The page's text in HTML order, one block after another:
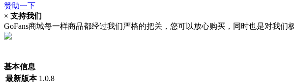
赞助一下
× 支持我们
GoFans商城每一样商品都经过我们严格的把关，您可以放心购买，同时也是对我们
基本信息
最新版本 1.0.8